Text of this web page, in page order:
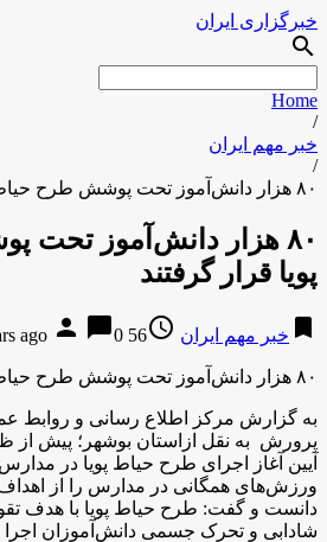
خبرگزاری ایران
search
Home
/
خبر مهم ایران
/
۸۰ هزار دانش‌آموز تحت پوشش طرح حیاط پویا قرار گرفتند
۸۰ هزار دانش‌آموز
پویا قرار گرفتند
bookmark خبر مهم ایران access_time
56 years ago
person chat_bubble0
۸۰ هزار دانش‌آموز تحت پوشش طرح حیاط پویا قرار گرفتند
به گزارش مرکز اطلاع رسانی و روابط
پرورش به نقل ازاستان بوشهر؛ پیش از
آیین آغاز اجرای طرح حیاط پویا در
ورزش‌های همگانی در مدارس را از
دانست و گفت: طرح حیاط پویا با هدف
شادابی و تحرک جسمی دانش‌آموزان